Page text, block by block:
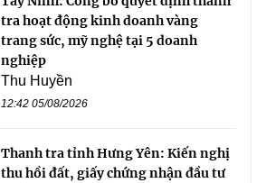
tra hoạt động kinh doanh vàng
trang sức, mỹ nghệ tại 5 doanh
nghiệp
Thu Huyền
12:42 05/08/2026
Thanh tra tỉnh Hưng Yên: Kiến nghị
thu hồi đất, giấy chứng nhận đầu tư